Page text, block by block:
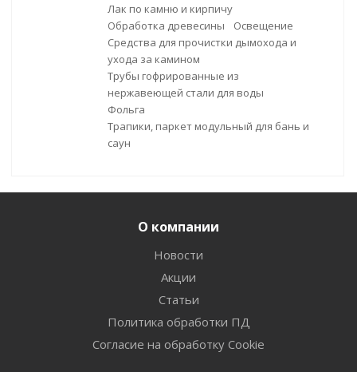
Лак по камню и кирпичу
Обработка древесины
Освещение
Средства для прочистки дымохода и
ухода за камином
Трубы гофрированные из
нержавеющей стали для воды
Фольга
Трапики, паркет модульный для бань и
саун
О компании
Новости
Акции
Статьи
Политика обработки ПД
Согласие на обработку Cookie